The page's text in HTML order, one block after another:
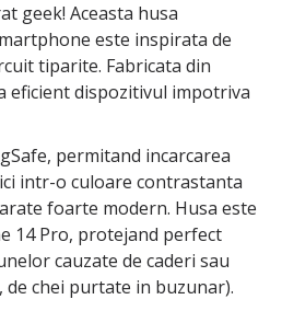
geek! Aceasta husa
este inspirata de
tiparite. Fabricata din
eficient dispozitivul impotriva
permitand incarcarea
intr-o culoare contrastanta
foarte modern. Husa este
14 Pro, protejand perfect
cauzate de caderi sau
chei purtate in buzunar).